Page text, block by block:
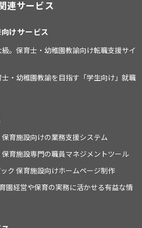
連サービス
けサービス
。保育士・幼稚園教諭向け転職支援サイ
・幼稚園教諭を目指す「学生向け」就職
育施設向けの業務支援システム
育施設専門の職員マネジメントツール
ク 保育施設向けホームページ制作
園経営や保育の実務に活かせる有益な情